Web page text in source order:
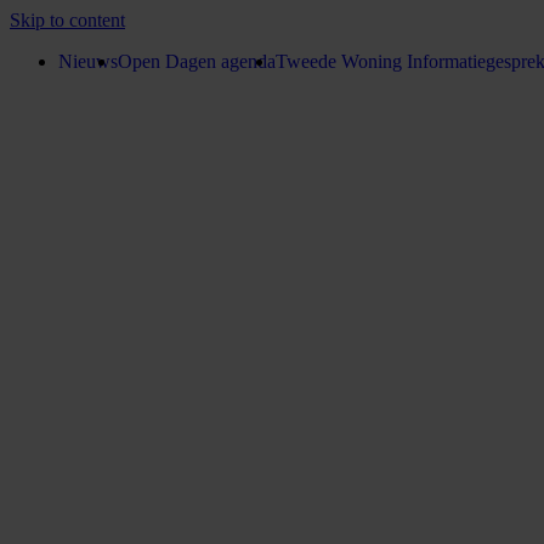
Skip to content
NieuwsOpen Dagen agendaTweede Woning Informatiegesprek